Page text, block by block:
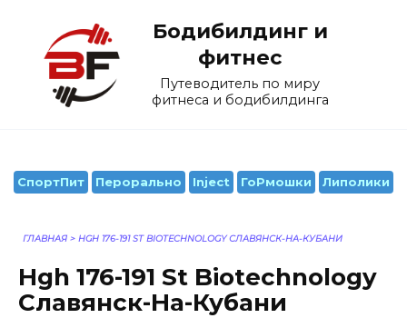
содержанию
Бодибилдинг и
фитнес
Путеводитель по миру
фитнеса и бодибилдинга
СпортПит Перорально Inject ГоРмошки Липолики
ГЛАВНАЯ > HGH 176-191 ST BIOTECHNOLOGY СЛАВЯНСК-НА-КУБАНИ
Hgh 176-191 St Biotechnology
Славянск-На-Кубани